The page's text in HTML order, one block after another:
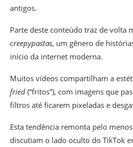
antigos.
Parte deste conteúdo traz de volta
creepypastas, um gênero de
início da internet moderna.
Muitos vídeos compartilham a
fried (“fritos”), com imagens que
filtros até ficarem pixeladas e
Esta tendência remonta pelo
discutiam o lado oculto do TikTok